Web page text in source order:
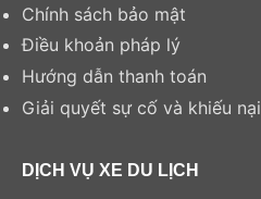
Chính sách bảo mật
Điều khoản pháp lý
Hướng dẫn thanh toán
Giải quyết sự cố và khiếu nại
DỊCH VỤ XE DU LỊCH